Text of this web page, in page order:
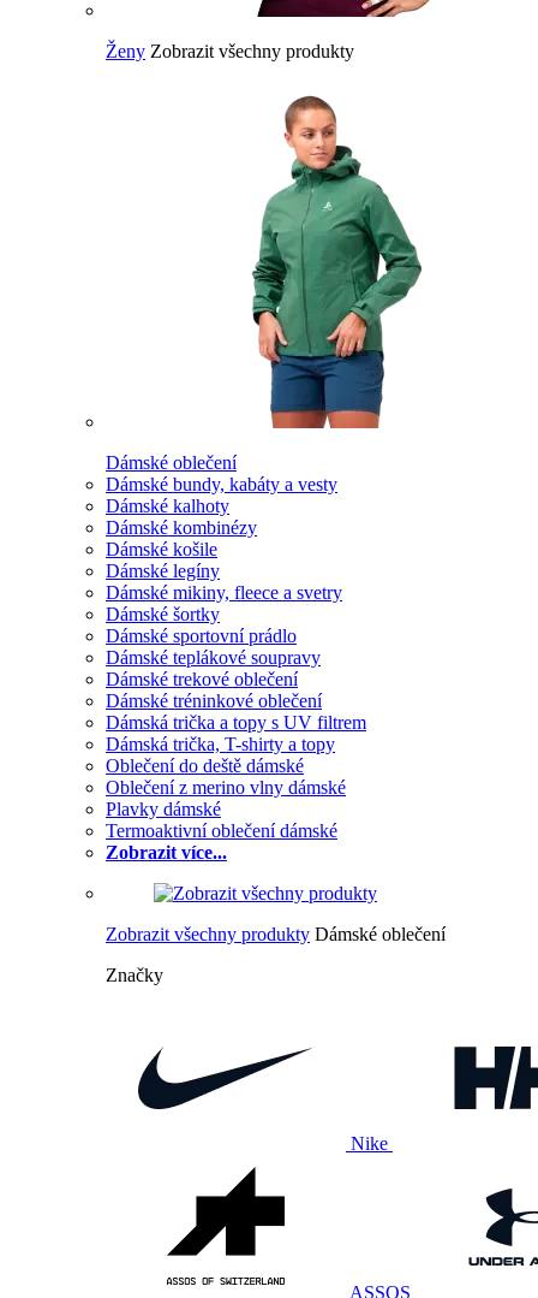
Ženy Zobrazit všechny produkty
Dámské oblečení
Dámské bundy, kabáty a vesty
Dámské kalhoty
Dámské kombinézy
Dámské košile
Dámské legíny
Dámské mikiny, fleece a svetry
Dámské šortky
Dámské sportovní prádlo
Dámské teplákové soupravy
Dámské trekové oblečení
Dámské tréninkové oblečení
Dámská trička a topy s UV filtrem
Dámská trička, T-shirty a topy
Oblečení do deště dámské
Oblečení z merino vlny dámské
Plavky dámské
Termoaktivní oblečení dámské
Zobrazit více...
Zobrazit všechny produkty Dámské oblečení
Značky
Nike
ASSOS